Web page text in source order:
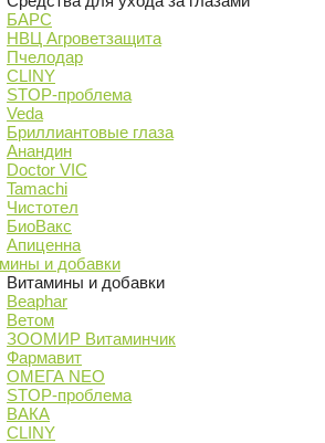
БАРС
НВЦ Агроветзащита
Пчелодар
CLINY
STOP-проблема
Veda
Бриллиантовые глаза
Анандин
Doctor VIC
Tamachi
Чистотел
БиоВакс
Апиценна
и добавки
Витамины и добавки
Beaphar
Ветом
ЗООМИР Витаминчик
Фармавит
ОМЕГА NEO
STOP-проблема
ВАКА
CLINY